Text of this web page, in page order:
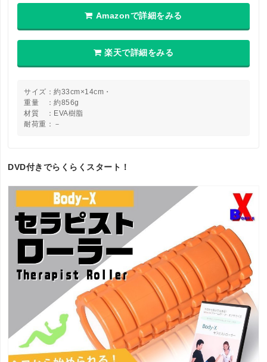
Amazonで詳細をみる
楽天で詳細をみる
サイズ：約33cm×14cm・
重量 ：約856g
材質 ：EVA樹脂
耐荷重：－
DVD付きでらくらくスタート！